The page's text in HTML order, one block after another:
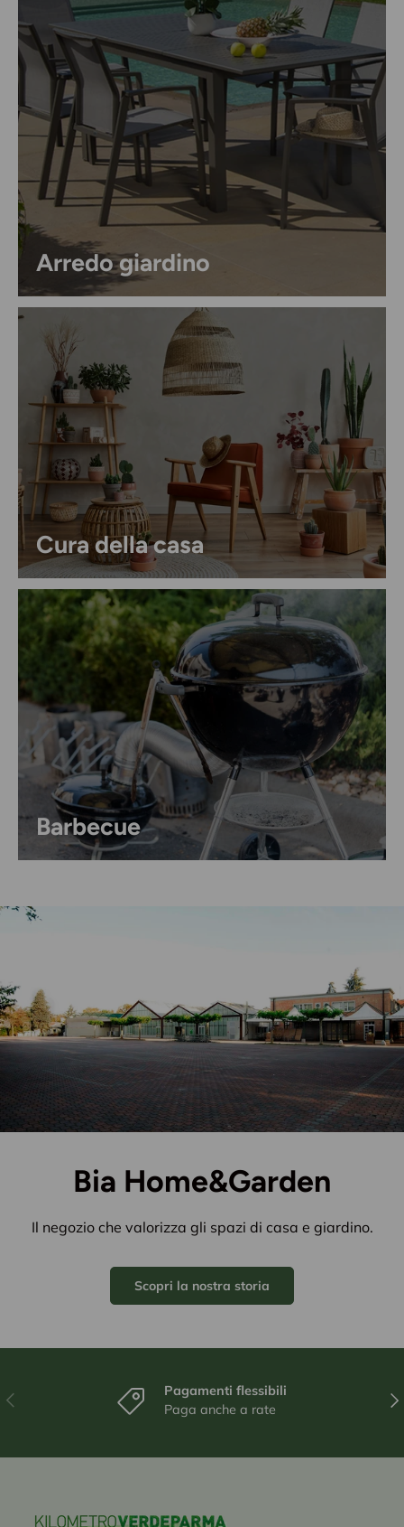
Arredo giardino
Cura della casa
Barbecue
Bia Home&Garden
Il negozio che valorizza gli spazi di casa e giardino.
Scopri la nostra storia
Entra nel mondo BIA
Ispirazioni per la casa e il giardino,novitàin
anteprima,eventi esclusivi e idee
per vivere al
meglio ogni stagione... direttamente nella tua
inbox!
Email Iscriviti
Indietro
Pagamenti flessibili
Paga anche a rate